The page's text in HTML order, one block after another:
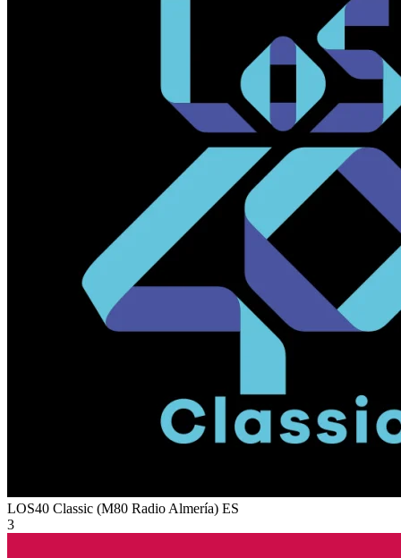
LOS40 Classic (M80 Radio Almería) ES
3